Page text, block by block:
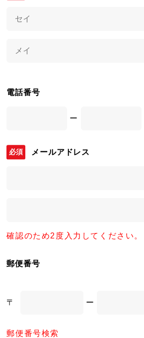
電話番号
ー
メールアドレス
確認のため2度入力してください。
郵便番号
〒 ー
郵便番号検索